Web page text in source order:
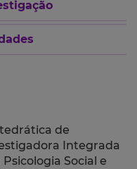
de
Integrada
Social e